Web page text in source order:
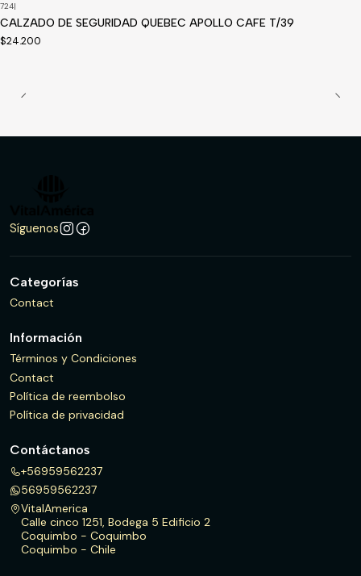
724|
CALZADO DE SEGURIDAD QUEBEC APOLLO CAFE T/39
$24.200
Síguenos
Categorías
Contact
Información
Términos y Condiciones
Contact
Política de reembolso
Política de privacidad
Contáctanos
+56959562237
56959562237
VitalAmerica
Calle cinco 1251, Bodega 5 Edificio 2
Coquimbo - Coquimbo
Coquimbo - Chile